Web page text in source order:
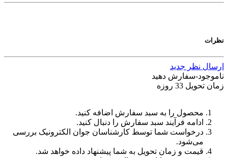
نظرات
ارسال نظر جدید
ناموجود-سفارش دهید
زمان تحویل 33 روزه
محصول را به سبد سفارش اضافه کنید.
ادامه فرآیند سبد سفارش را دنبال کنید.
درخواست شما توسط کارشناسان جوان الکترونیک بررسی
می‌شود.
قیمت و زمان تحویل به شما پیشنهاد داده خواهد شد.